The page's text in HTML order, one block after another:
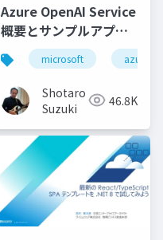
azure autodev
Azure OpenAI Service
概要とサンプルアプリ
等のご紹介
microsoft azure
Shotaro
Suzuki
46.8K